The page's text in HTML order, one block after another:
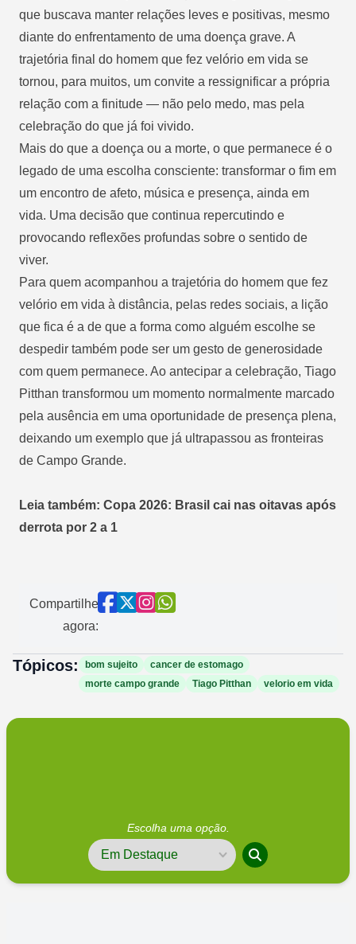
que buscava manter relações leves e positivas, mesmo
diante do enfrentamento de uma doença grave. A
trajetória final do homem que fez velório em vida se
tornou, para muitos, um convite a ressignificar a própria
relação com a finitude — não pelo medo, mas pela
celebração do que já foi vivido.
Mais do que a doença ou a morte, o que permanece é o
legado de uma escolha consciente: transformar o fim em
um encontro de afeto, música e presença, ainda em
vida. Uma decisão que continua repercutindo e
provocando reflexões profundas sobre o sentido de
viver.
Para quem acompanhou a trajetória do homem que fez
velório em vida à distância, pelas redes sociais, a lição
que fica é a de que a forma como alguém escolhe se
despedir também pode ser um gesto de generosidade
com quem permanece. Ao antecipar a celebração, Tiago
Pitthan transformou um momento normalmente marcado
pela ausência em uma oportunidade de presença plena,
deixando um exemplo que já ultrapassou as fronteiras
de Campo Grande.
Leia também: Copa 2026: Brasil cai nas oitavas após
derrota por 2 a 1
Compartilhe
agora:
Tópicos: bom sujeito
cancer de estomago
morte campo grande
Tiago Pitthan velorio em vida
Escolha uma opção.